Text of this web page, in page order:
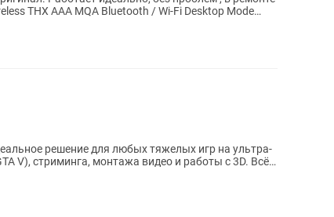
решение для любых тяжелых игр на ультра-
V), стриминга, монтажа видео и работы с 3D. Всё